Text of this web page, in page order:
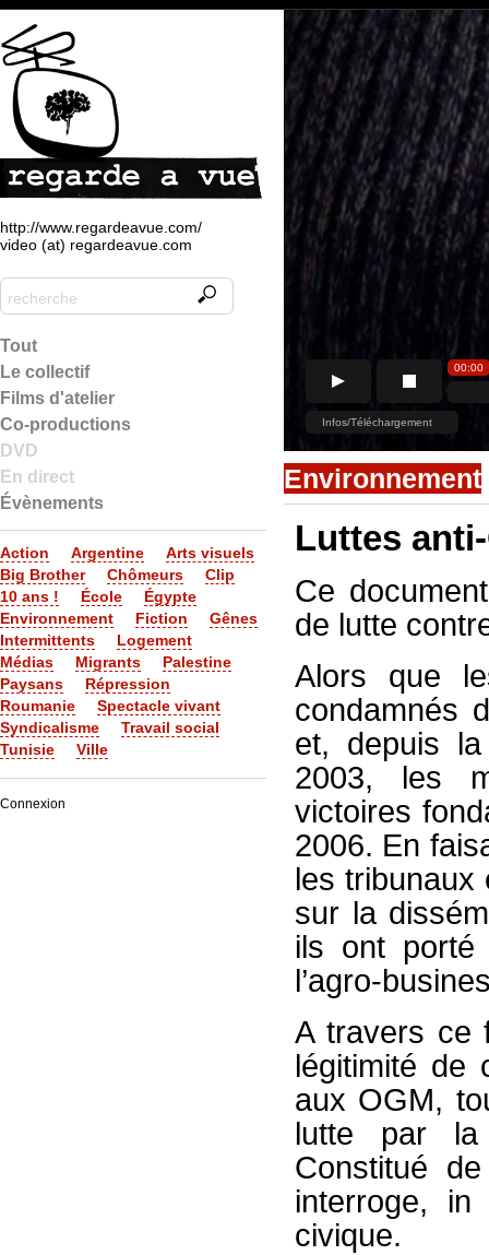
Environnement
Luttes
Ce
de lutte
Alors que
condamnés
et, depuis
2003, les
victoires
2006. En
les
sur la
ils ont porté
l’agro-
A travers ce
légitimité de
aux OGM,
lutte par la
Constitué
interroge,
civique.
http://www.regardeavue.com/
video (at) regardeavue.com
Tout
Le collectif
Films d'atelier
Co-productions
DVD
En direct
Évènements
Action Argentine
Arts visuels
Big Brother
Chômeurs
Clip
10 ans !
École
Égypte
Environnement
Fiction
Gênes
Intermittents
Logement
Médias
Migrants
Palestine
Paysans
Répression
Roumanie
Spectacle vivant
Syndicalisme
Travail social
Tunisie
Ville
Connexion